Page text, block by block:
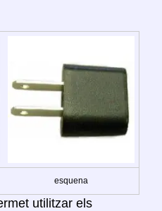
esquena
utilitzar els